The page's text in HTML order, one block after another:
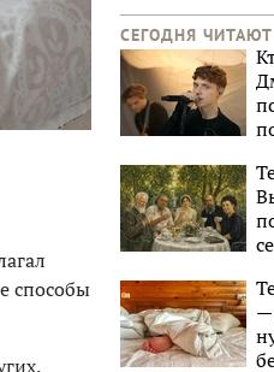
способы
СЕГОДНЯ ЧИТАЮТ
—